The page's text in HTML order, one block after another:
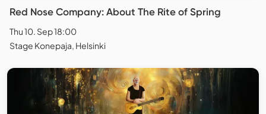
Red Nose Company: About The Rite of Spring
Thu 10. Sep 18:00
Stage Konepaja, Helsinki